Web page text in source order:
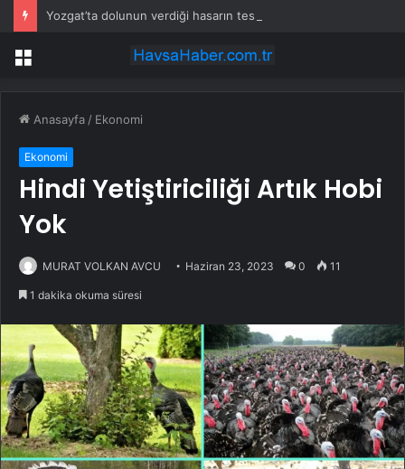
Yozgat’ta dolunun verdiği hasarın tespitine başlandı
Menü
Anasayfa / Ekonomi
Ekonomi
Hindi Yetiştiriciliği Artık Hobi
Yok
MURAT VOLKAN AVCU Haziran 23, 2023 0 11
1 dakika okuma süresi